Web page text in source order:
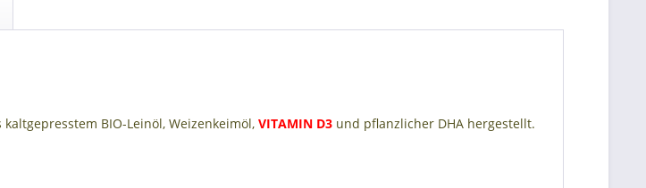
BIO-Leinöl, Weizenkeimöl, VITAMIN D3 und pflanzlicher DHA hergestellt.